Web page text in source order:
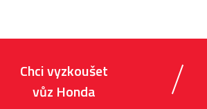
Chci vyzkoušet
vůz Honda